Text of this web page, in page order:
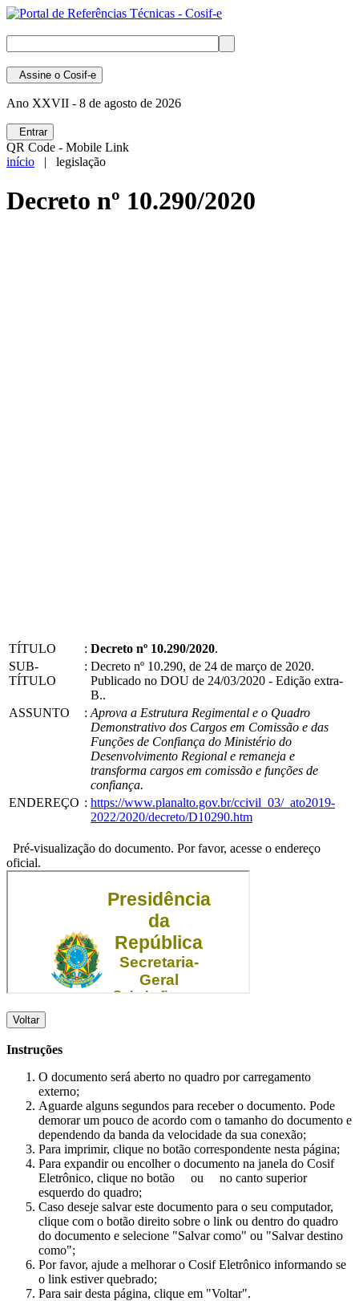
Assine o Cosif-e
Ano XXVII - 8 de agosto de 2026
Entrar
QR Code - Mobile Link
início | legislação
Decreto nº 10.290/2020
TÍTULO : Decreto nº 10.290/2020.
SUB-
TÍTULO
: Decreto nº 10.290, de 24 de março de 2020.
Publicado no DOU de 24/03/2020 - Edição extra-
B..
ASSUNTO
: Aprova a Estrutura Regimental e o Quadro
Demonstrativo dos Cargos em Comissão e das
Funções de Confiança do Ministério do
Desenvolvimento Regional e remaneja e
transforma cargos em comissão e funções de
confiança.
ENDEREÇO : https://www.planalto.gov.br/ccivil_03/_ato2019-
2022/2020/decreto/D10290.htm
Pré-visualização do documento. Por favor, acesse o endereço
oficial.
Voltar
Instruções
O documento será aberto no quadro por carregamento
externo;
Aguarde alguns segundos para receber o documento. Pode
demorar um pouco de acordo com o tamanho do documento e
dependendo da banda da velocidade da sua conexão;
Para imprimir, clique no botão correspondente nesta página;
Para expandir ou encolher o documento na janela do Cosif
Eletrônico, clique no botão
ou
no canto superior
esquerdo do quadro;
Caso deseje salvar este documento para o seu computador,
clique com o botão direito sobre o link ou dentro do quadro
do documento e selecione "Salvar como" ou "Salvar destino
como";
Por favor, ajude a melhorar o Cosif Eletrônico informando se
o link estiver quebrado;
Para sair desta página, clique em "Voltar".